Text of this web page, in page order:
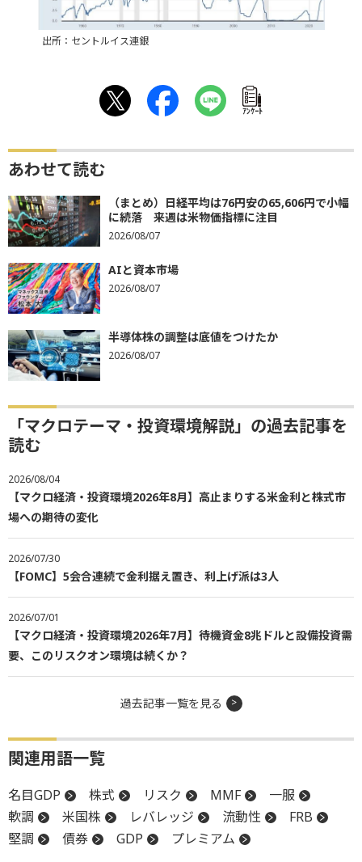
出所：セントルイス連銀
ｱﾝｹｰﾄ
あわせて読む
（まとめ）日経平均は76円安の65,606円で小幅
に続落 来週は米物価指標に注目
2026/08/07
AIと資本市場
2026/08/07
半導体株の調整は底値をつけたか
2026/08/07
「マクロテーマ・投資環境解説」の過去記事を
読む
2026/08/04
【マクロ経済・投資環境2026年8月】高止まりする米金利と株式市
場への期待の変化
2026/07/30
【FOMC】5会合連続で金利据え置き、利上げ派は3人
2026/07/01
【マクロ経済・投資環境2026年7月】待機資金8兆ドルと設備投資需
要、このリスクオン環境は続くか？
過去記事一覧を見る
関連用語一覧
名目GDP 株式 リスク MMF
一服
軟調
米国株 レバレッジ 流動性
FRB
堅調
債券 GDP プレミアム